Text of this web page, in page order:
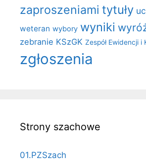
zaproszeniami tytuły
weteran wybory wyniki
zebranie KSzGK Zespół Ewidencji i
zgłoszenia
Strony szachowe
01.PZSzach